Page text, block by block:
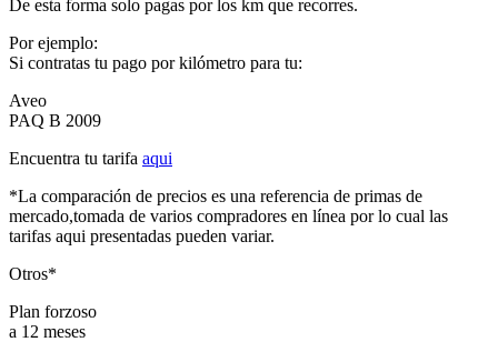
De esta forma solo pagas por los km que recorres.
Por ejemplo:
Si contratas tu pago por kilómetro para tu:
Aveo
PAQ B 2009
Encuentra tu tarifa aqui
*La comparación de precios es una referencia de primas de
mercado,tomada de varios compradores en línea por lo cual las
tarifas aqui presentadas pueden variar.
Otros*
Plan forzoso
a 12 meses